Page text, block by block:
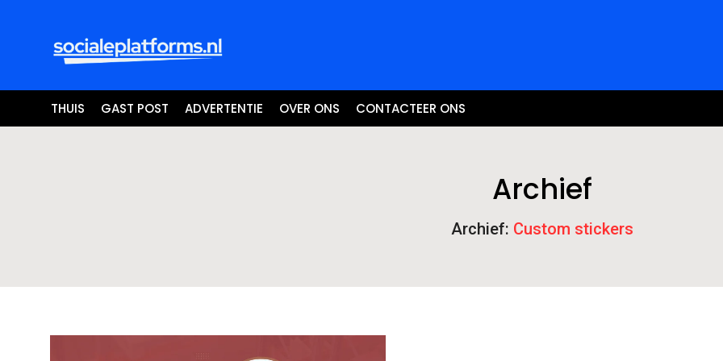
THUIS GAST POST ADVERTENTIE OVER ONS CONTACTEER ONS
Archief
Archief: Custom stickers